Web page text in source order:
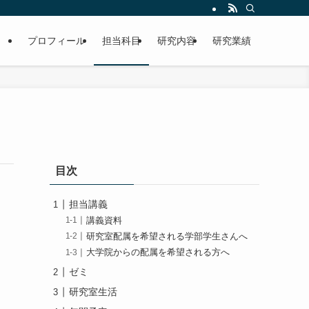
プロフィール 担当科目 研究内容 研究業績
目次
担当講義
講義資料
研究室配属を希望される学部学生さんへ
大学院からの配属を希望される方へ
ゼミ
研究室生活